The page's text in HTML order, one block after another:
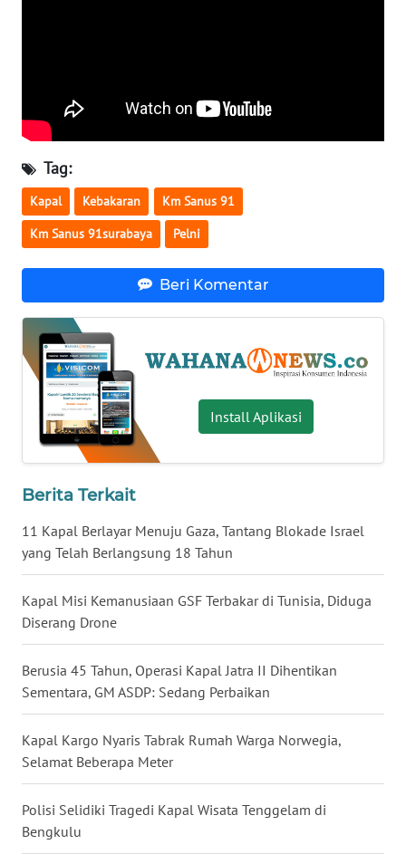
Tag:
Kapal Kebakaran Km Sanus 91
Km Sanus 91surabaya Pelni
Beri Komentar
Install Aplikasi
Berita Terkait
11 Kapal Berlayar Menuju Gaza, Tantang Blokade Israel
yang Telah Berlangsung 18 Tahun
Kapal Misi Kemanusiaan GSF Terbakar di Tunisia, Diduga
Diserang Drone
Berusia 45 Tahun, Operasi Kapal Jatra II Dihentikan
Sementara, GM ASDP: Sedang Perbaikan
Kapal Kargo Nyaris Tabrak Rumah Warga Norwegia,
Selamat Beberapa Meter
Polisi Selidiki Tragedi Kapal Wisata Tenggelam di
Bengkulu
WN
JAMBI
WN
SULTRA
WN
WN
SULTENG
WN
SULBAR
BABEL
WN
SUMBAR
WN
SUMSEL
WN
BENGKULU
WN
LAMPUNG
WN
JATENG